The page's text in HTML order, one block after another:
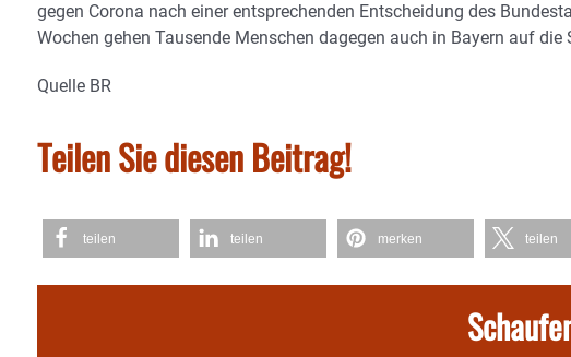
gegen Corona nach einer entsprechenden Entscheidung des
Wochen gehen Tausende Menschen dagegen auch in Bayern auf die
Quelle BR
Teilen Sie diesen Beitrag!
teilen teilen merken teilen